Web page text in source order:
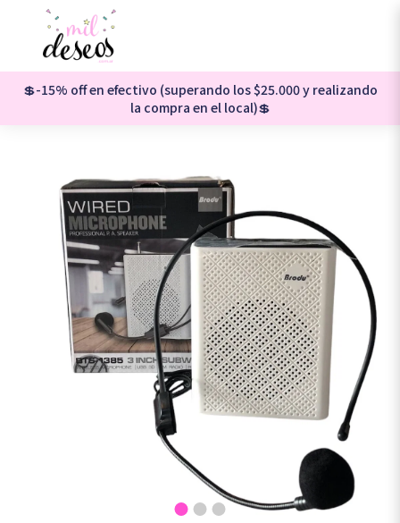
💲-15% off en efectivo (superando los $25.000 y realizando
la compra en el local)💲